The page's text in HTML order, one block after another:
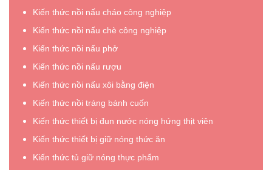
Kiến thức nồi nấu cháo công nghiệp
Kiến thức nồi nấu chè công nghiệp
Kiến thức nồi nấu phở
Kiến thức nồi nấu rượu
Kiến thức nồi nấu xôi bằng điện
Kiến thức nồi tráng bánh cuốn
Kiến thức thiết bị đun nước nóng hứng thịt viên
Kiến thức thiết bị giữ nóng thức ăn
Kiến thức tủ giữ nóng thực phẩm